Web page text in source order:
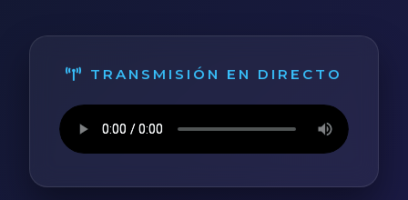
TRANSMISIÓN EN DIRECTO